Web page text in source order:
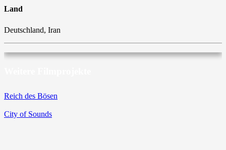
Land
Deutschland, Iran
Reich des Bösen
City of Sounds